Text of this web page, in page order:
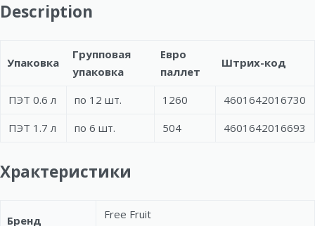
Description
Упаковка
Групповая
упаковка
Евро
паллет
Штрих-код
ПЭТ 0.6 л по 12 шт. 1260
4601642016730
ПЭТ 1.7 л
по 6 шт. 504 4601642016693
Храктеристики
Бренд Free Fruit